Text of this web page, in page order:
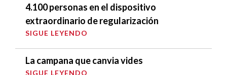
4.100 personas en el dispositivo
extraordinario de regularización
SIGUE LEYENDO
La campana que canvia vides
SIGUE LEYENDO